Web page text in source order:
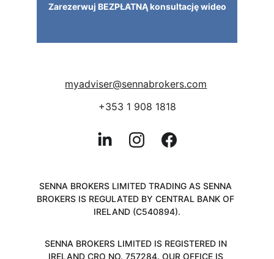
Zarezerwuj BEZPŁATNĄ konsultację wideo
SENNA BROKERS LIMITED TRADING AS SENNA
BROKERS IS REGULATED BY CENTRAL BANK OF
IRELAND (C540894).
myadviser@sennabrokers.com
+353 1 908 1818
SENNA BROKERS LIMITED IS REGISTERED IN
IRELAND CRO NO. 757284. OUR OFFICE IS